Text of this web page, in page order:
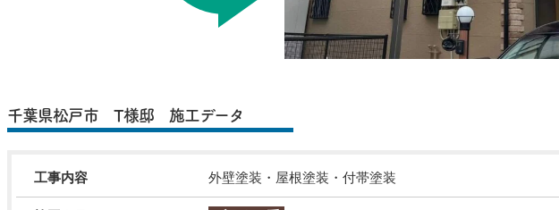
千葉県松戸市 T様邸 施工データ
工事内容 外壁塗装・屋根塗装・付帯塗装